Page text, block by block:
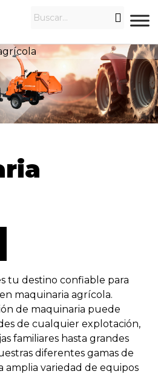
tu destino confiable para
maquinaria agrícola.
de maquinaria puede
de cualquier explotación,
familiares hasta grandes
diferentes gamas de
amplia variedad de equipos